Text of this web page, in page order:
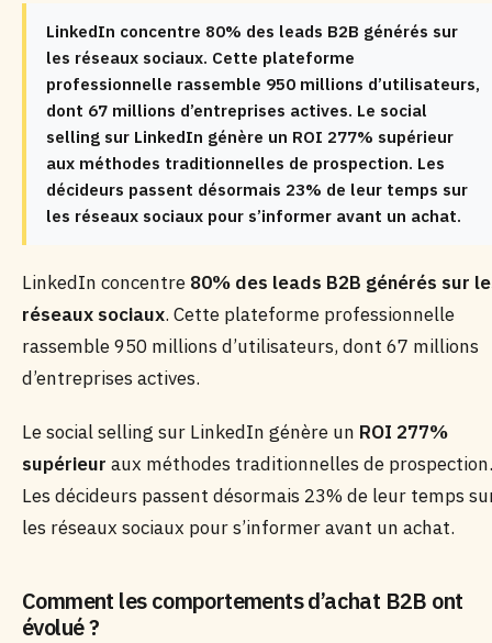
LinkedIn concentre 80% des leads B2B générés sur
les réseaux sociaux. Cette plateforme
professionnelle rassemble 950 millions d’utilisateurs,
dont 67 millions d’entreprises actives. Le social
selling sur LinkedIn génère un ROI 277% supérieur
aux méthodes traditionnelles de prospection. Les
décideurs passent désormais 23% de leur temps sur
les réseaux sociaux pour s’informer avant un achat.
LinkedIn concentre 80% des leads B2B générés sur
réseaux sociaux. Cette plateforme professionnelle
rassemble 950 millions d’utilisateurs, dont 67 millions
d’entreprises actives.
Le social selling sur LinkedIn génère un ROI 277%
supérieur aux méthodes traditionnelles de prospection.
Les décideurs passent désormais 23% de leur temps
les réseaux sociaux pour s’informer avant un achat.
Comment les comportements d’achat B2B ont
évolué ?